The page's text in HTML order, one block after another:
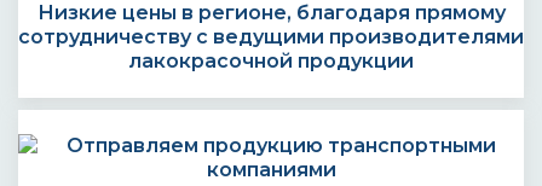
Низкие цены в регионе, благодаря прямому
сотрудничеству с ведущими производителями
лакокрасочной продукции